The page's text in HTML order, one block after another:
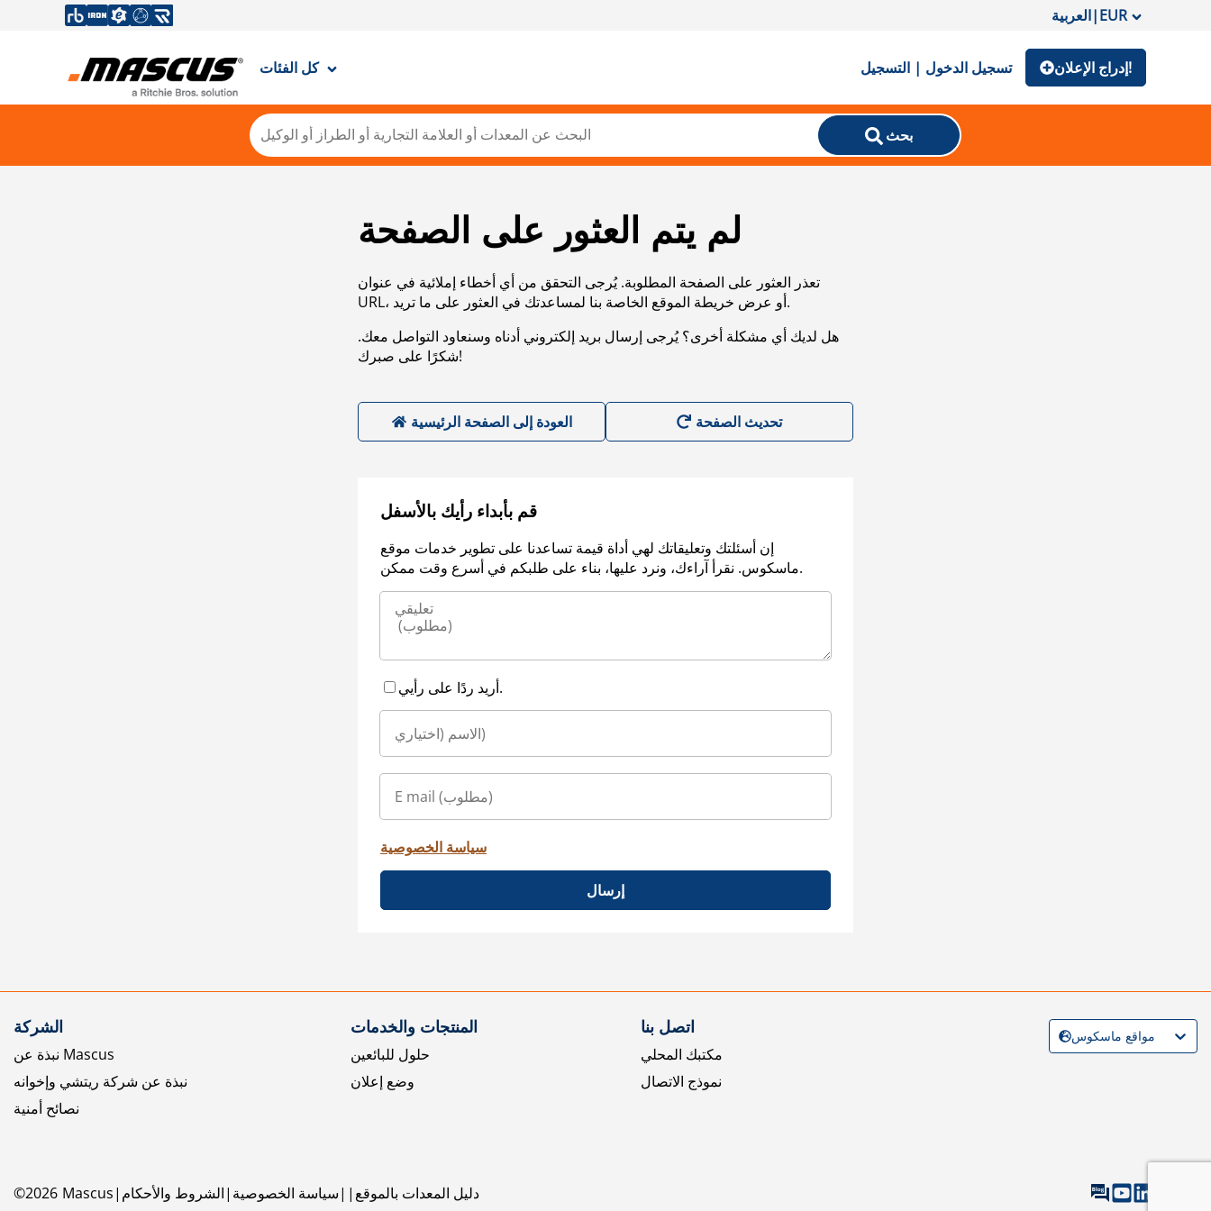
العربية|EUR
كل الفئات تسجيل الدخول | التسجيل إدراج الإعلان!
بحث
لم يتم العثور على الصفحة
تعذر العثور على الصفحة المطلوبة. يُرجى التحقق من أي أخطاء إملائية في عنوان
URL، أو عرض خريطة الموقع الخاصة بنا لمساعدتك في العثور على ما تريد.
هل لديك أي مشكلة أخرى؟ يُرجى إرسال بريد إلكتروني أدناه وسنعاود التواصل معك.
شكرًا على صبرك!
العودة إلى الصفحة الرئيسية
قم بأبداء رأيك بالأسفل
إن أسئلتك وتعليقاتك لهي أداة قيمة تساعدنا على تطوير خدمات موقع
ماسكوس. نقرأ آراءك، ونرد عليها، بناء على طلبكم في أسرع وقت ممكن.
أريد ردًا على رأيي.
سياسة الخصوصية
إرسال
الشركة
نبذة عن Mascus
نبذة عن شركة ريتشي وإخوانه
نصائح أمنية
المنتجات والخدمات
حلول للبائعين
وضع إعلان
اتصل بنا
مكتبك المحلي
نموذج الاتصال
©2026 Mascus الشروط والأحكام سياسة الخصوصية دليل المعدات بالموقع
مواقع ماسكوس